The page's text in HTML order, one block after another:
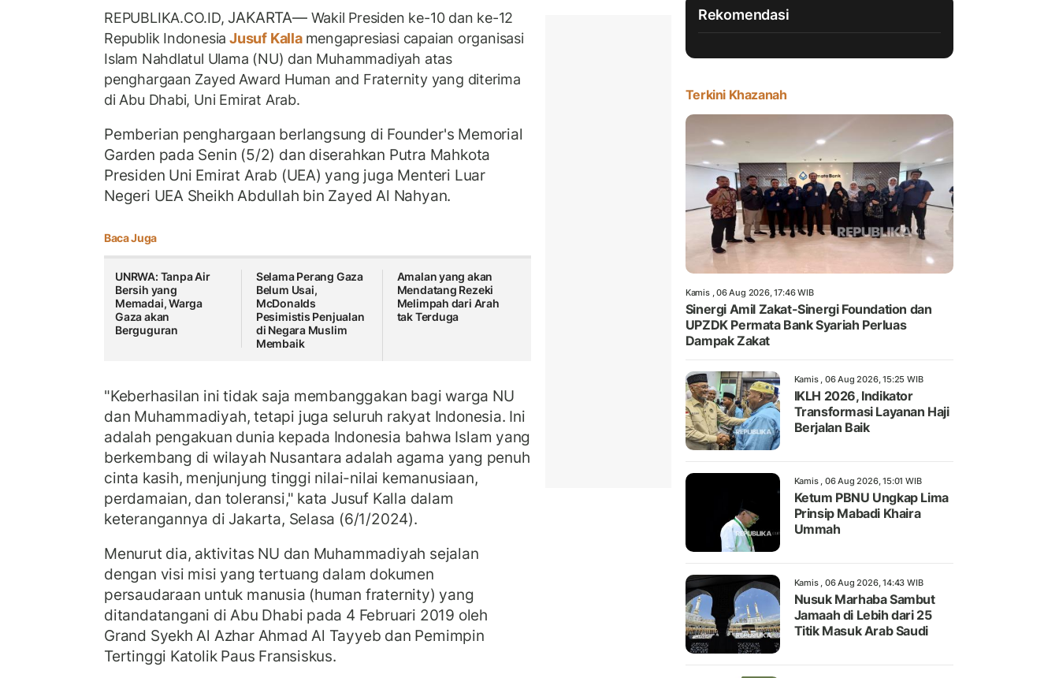
REPUBLIKA.CO.ID,JAKARTA— Wakil Presiden ke-10 dan ke-12
Republik Indonesia Jusuf Kalla mengapresiasi capaian organisasi
Islam Nahdlatul Ulama (NU) dan Muhammadiyah atas
penghargaan Zayed Award Human and Fraternity yang diterima
di Abu Dhabi, Uni Emirat Arab.
Pemberian penghargaan berlangsung di Founder's Memorial
Garden pada Senin (5/2) dan diserahkan Putra Mahkota
Presiden Uni Emirat Arab (UEA) yang juga Menteri Luar
Negeri UEA Sheikh Abdullah bin Zayed Al Nahyan.
Baca Juga
UNRWA: Tanpa Air
Bersih yang
Memadai, Warga
Gaza akan
Berguguran
Selama Perang Gaza
Belum Usai,
McDonalds
Pesimistis Penjualan
di Negara Muslim
Membaik
Amalan yang akan
Mendatang Rezeki
Melimpah dari Arah
tak Terduga
"Keberhasilan ini tidak saja membanggakan bagi warga NU
dan Muhammadiyah, tetapi juga seluruh rakyat Indonesia. Ini
adalah pengakuan dunia kepada Indonesia bahwa Islam yang
berkembang di wilayah Nusantara adalah agama yang penuh
cinta kasih, menjunjung tinggi nilai-nilai kemanusiaan,
perdamaian, dan toleransi," kata Jusuf Kalla dalam
keterangannya di Jakarta, Selasa (6/1/2024).
Menurut dia, aktivitas NU dan Muhammadiyah sejalan
dengan visi misi yang tertuang dalam dokumen
persaudaraan untuk manusia (human fraternity) yang
ditandatangani di Abu Dhabi pada 4 Februari 2019 oleh
Grand Syekh Al Azhar Ahmad Al Tayyeb dan Pemimpin
Tertinggi Katolik Paus Fransiskus.
Rekomendasi
Terkini Khazanah
Kamis , 06 Aug 2026, 17:46 WIB
Sinergi Amil Zakat-Sinergi Foundation dan
UPZDK Permata Bank Syariah Perluas
Dampak Zakat
Kamis , 06 Aug 2026, 15:25 WIB
IKLH 2026, Indikator
Transformasi Layanan Haji
Berjalan Baik
Kamis , 06 Aug 2026, 15:01 WIB
Ketum PBNU Ungkap Lima
Prinsip Mabadi Khaira
Ummah
Kamis , 06 Aug 2026, 14:43 WIB
Nusuk Marhaba Sambut
Jamaah di Lebih dari 25
Titik Masuk Arab Saudi